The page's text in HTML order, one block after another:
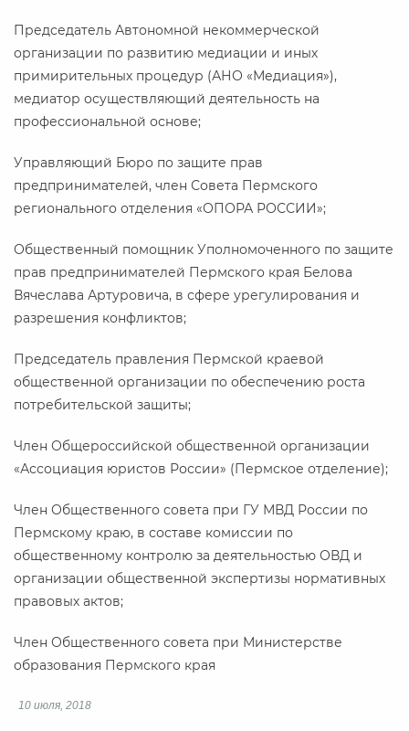
Председатель Автономной некоммерческой
организации по развитию медиации и иных
примирительных процедур (АНО «Медиация»),
медиатор осуществляющий деятельность на
профессиональной основе;
Управляющий Бюро по защите прав
предпринимателей, член Совета Пермского
регионального отделения «ОПОРА РОССИИ»;
Общественный помощник Уполномоченного по защите
прав предпринимателей Пермского края Белова
Вячеслава Артуровича, в сфере урегулирования и
разрешения конфликтов;
Председатель правления Пермской краевой
общественной организации по обеспечению роста
потребительской защиты;
Член Общероссийской общественной организации
«Ассоциация юристов России» (Пермское отделение);
Член Общественного совета при ГУ МВД России по
Пермскому краю, в составе комиссии по
общественному контролю за деятельностью ОВД и
организации общественной экспертизы нормативных
правовых актов;
Член Общественного совета при Министерстве
образования Пермского края
10 июля, 2018